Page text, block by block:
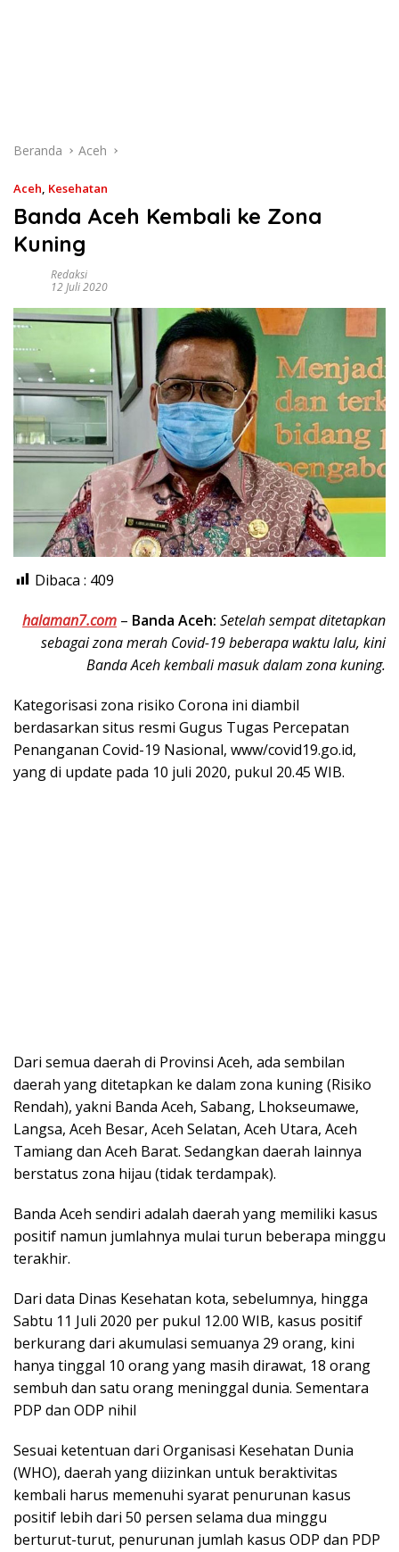
Beranda Aceh
Aceh, Kesehatan
Banda Aceh Kembali ke Zona
Kuning
Redaksi
12 Juli 2020
Dibaca : 409
halaman7.com – Banda Aceh: Setelah sempat ditetapkan
sebagai zona merah Covid-19 beberapa waktu lalu, kini
Banda Aceh kembali masuk dalam zona kuning.
Kategorisasi zona risiko Corona ini diambil
berdasarkan situs resmi Gugus Tugas Percepatan
Penanganan Covid-19 Nasional, www/covid19.go.id,
yang di update pada 10 juli 2020, pukul 20.45 WIB.
Dari semua daerah di Provinsi Aceh, ada sembilan
daerah yang ditetapkan ke dalam zona kuning (Risiko
Rendah), yakni Banda Aceh, Sabang, Lhokseumawe,
Langsa, Aceh Besar, Aceh Selatan, Aceh Utara, Aceh
Tamiang dan Aceh Barat. Sedangkan daerah lainnya
berstatus zona hijau (tidak terdampak).
Banda Aceh sendiri adalah daerah yang memiliki kasus
positif namun jumlahnya mulai turun beberapa minggu
terakhir.
Dari data Dinas Kesehatan kota, sebelumnya, hingga
Sabtu 11 Juli 2020 per pukul 12.00 WIB, kasus positif
berkurang dari akumulasi semuanya 29 orang, kini
hanya tinggal 10 orang yang masih dirawat, 18 orang
sembuh dan satu orang meninggal dunia. Sementara
PDP dan ODP nihil
Sesuai ketentuan dari Organisasi Kesehatan Dunia
(WHO), daerah yang diizinkan untuk beraktivitas
kembali harus memenuhi syarat penurunan kasus
positif lebih dari 50 persen selama dua minggu
berturut-turut, penurunan jumlah kasus ODP dan PDP